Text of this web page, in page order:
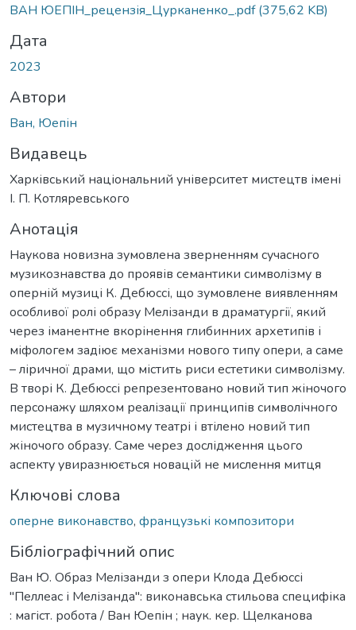
ВАН ЮЕПІН_рецензія_Цурканенко_.pdf(375,62 KB)
Дата
2023
Автори
Ван, Юепін
Видавець
Харківський національний університет мистецтв імені
І. П. Котляревського
Анотація
Наукова новизна зумовлена зверненням сучасного
музикознавства до проявів семантики символізму в
оперній музиці К. Дебюссі, що зумовлене виявленням
особливої ролі образу Мелізанди в драматургії, який
через іманентне вкорінення глибинних архетипів і
міфологем задіює механізми нового типу опери, а саме
– ліричної драми, що містить риси естетики символізму.
В творі К. Дебюссі репрезентовано новий тип жіночого
персонажу шляхом реалізації принципів символічного
мистецтва в музичному театрі і втілено новий тип
жіночого образу. Саме через дослідження цього
аспекту увиразнюється новацій не мислення митця
Ключові слова
оперне виконавство, французькі композитори
Бібліографічний опис
Ван Ю. Образ Мелізанди з опери Клода Дебюссі
"Пеллеас і Мелізанда": виконавська стильова специфіка
: магіст. робота / Ван Юепін ; наук. кер. Щелканова